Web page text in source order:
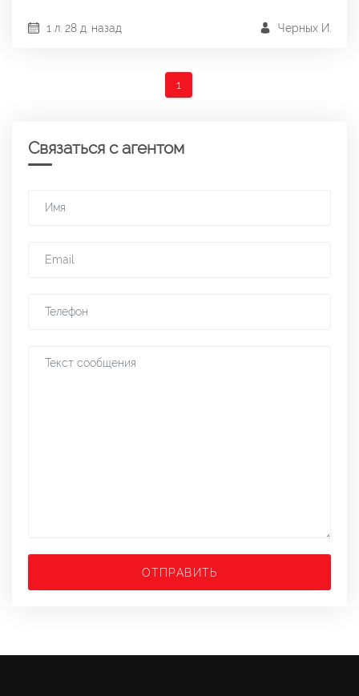
Черных И.
1 л. 28 д. назад
1
Связаться с агентом
ОТПРАВИТЬ